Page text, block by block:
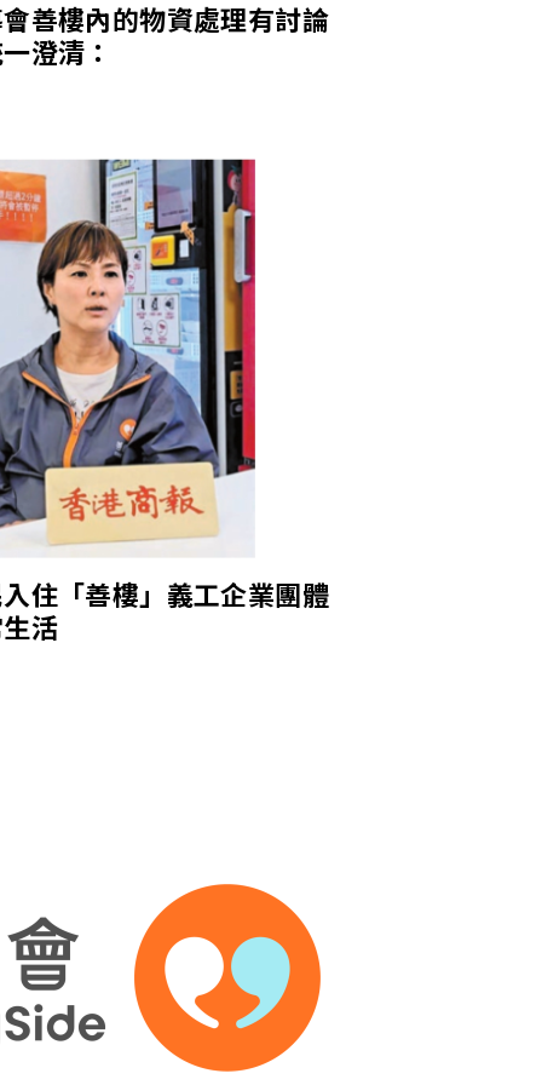
善樓內的物資處理有討論
澄清：
住「善樓」義工企業團體
活